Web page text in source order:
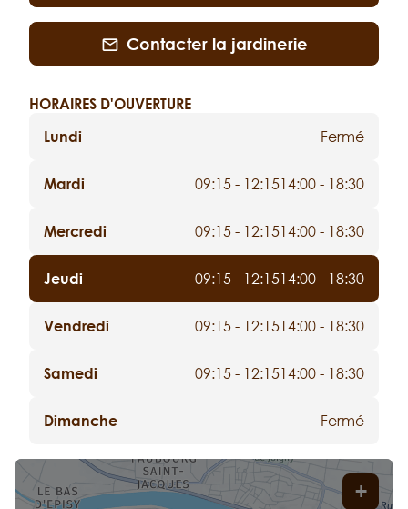
Contacter la jardinerie
HORAIRES D'OUVERTURE
Lundi
Fermé
Mardi 09:15 - 12:1514:00 - 18:30
Mercredi 09:15 - 12:1514:00 - 18:30
Jeudi 09:15 - 12:1514:00 - 18:30
Vendredi 09:15 - 12:1514:00 - 18:30
Samedi 09:15 - 12:1514:00 - 18:30
Dimanche Fermé
+